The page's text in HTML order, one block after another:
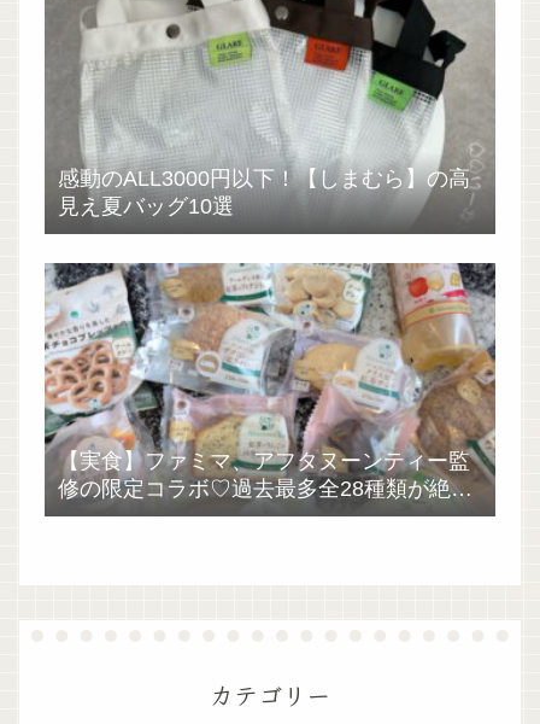
感動のALL3000円以下！【しまむら】の高
見え夏バッグ10選
【実食】ファミマ、アフタヌーンティー監
修の限定コラボ♡過去最多全28種類が絶品
過ぎた！
カテゴリー